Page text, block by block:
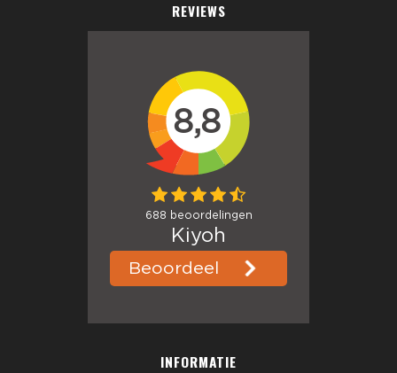
REVIEWS
INFORMATIE